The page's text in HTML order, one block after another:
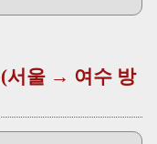
(서울 → 여수 방